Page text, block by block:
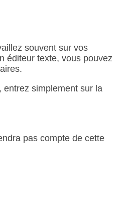
souvent sur vos
éditeur texte, vous pouvez
entrez simplement sur la
pas compte de cette